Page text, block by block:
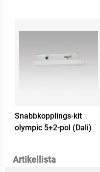
Snabbkopplings-kit
olympic 5+2-pol (Dali)
Artikellista